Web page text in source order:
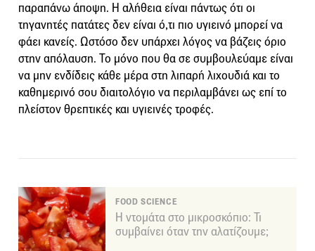
παραπάνω άποψη. Η αλήθεια είναι πάντως ότι οι
τηγανητές πατάτες δεν είναι ό,τι πιο υγιεινό μπορεί να
φάει κανείς. Ωστόσο δεν υπάρχει λόγος να βάζεις όριο
στην απόλαυση. Το μόνο που θα σε συμβουλεύαμε είναι
να μην ενδίδεις κάθε μέρα στη λιπαρή λιχουδιά και το
καθημερινό σου διαιτολόγιο να περιλαμβάνει ως επί το
πλείστον θρεπτικές και υγιεινές τροφές.
FOOD SCIENCE
Η ντομάτα στο μικροσκόπιο: Τι
συμβαίνει όταν την αλατίζουμε;